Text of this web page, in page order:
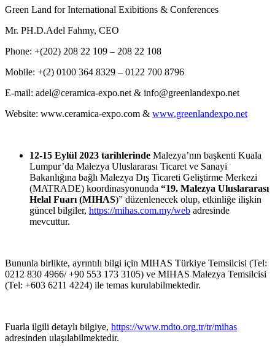
Green Land for International Exibitions & Conferences
Mr. PH.D.Adel Fahmy, CEO
Phone: +(202) 208 22 109 – 208 22 108
Mobile: +(2) 0100 364 8329 – 0122 700 8796
E-mail: adel@ceramica-expo.net & info@greenlandexpo.net
Website: www.ceramica-expo.com & www.greenlandexpo.net
12-15 Eylül 2023 tarihlerinde Malezya’nın başkenti Kuala
Lumpur’da Malezya Uluslararası Ticaret ve Sanayi
Bakanlığına bağlı Malezya Dış Ticareti Geliştirme Merkezi
(MATRADE) koordinasyonunda “19. Malezya Uluslararası
Helal Fuarı (MIHAS)” düzenlenecek olup, etkinliğe ilişkin
güncel bilgiler, https://mihas.com.my/web adresinde
mevcuttur.
Bununla birlikte, ayrıntılı bilgi için MIHAS Türkiye Temsilcisi (Tel:
0212 830 4966/ +90 553 173 3105) ve MIHAS Malezya Temsilcisi
(Tel: +603 6211 4224) ile temas kurulabilmektedir.
Fuarla ilgili detaylı bilgiye, https://www.mdto.org.tr/tr/mihas
adresinden ulaşılabilmektedir.